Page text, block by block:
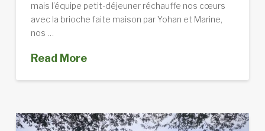
mais l’équipe petit-déjeuner réchauffe nos cœurs
avec la brioche faite maison par Yohan et Marine,
nos …
Read More